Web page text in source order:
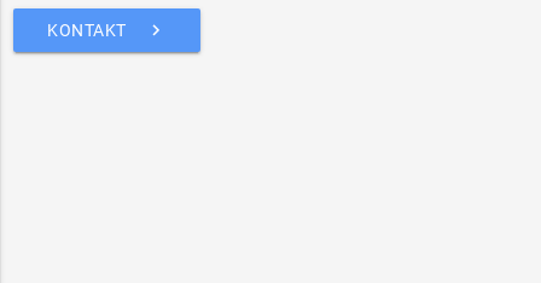
keyboard_arrow_right
KONTAKT